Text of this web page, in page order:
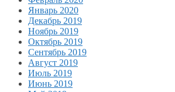
Январь 2020
Декабрь 2019
Ноябрь 2019
Октябрь 2019
Сентябрь 2019
Август 2019
Июль 2019
Июнь 2019